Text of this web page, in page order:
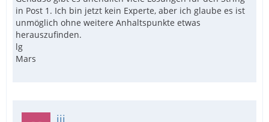
in Post 1. Ich bin jetzt kein Experte, aber ich glaube es ist
unmöglich ohne weitere Anhaltspunkte etwas
herauszufinden.
lg
Mars
jjj